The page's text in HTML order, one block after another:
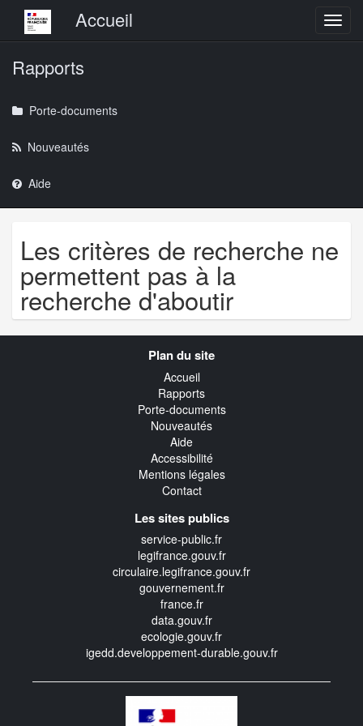
Menu principalAccueil
Rapports
Porte-documents
Nouveautés
Aide
Les critères de recherche ne
permettent pas à la
recherche d'aboutir
Plan du site
Accueil
Rapports
Porte-documents
Nouveautés
Aide
Accessibilité
Mentions légales
Contact
Les sites publics
service-public.fr
legifrance.gouv.fr
circulaire.legifrance.gouv.fr
gouvernement.fr
france.fr
data.gouv.fr
ecologie.gouv.fr
igedd.developpement-durable.gouv.fr